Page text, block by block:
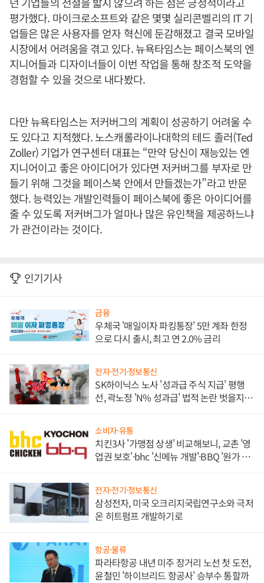
평가했다. 마이크로소프트와 같은 몇몇 실리콘벨리의 IT 기
업들은 많은 사용자를 얻자 혁신에 둔감해졌고 결국 모바일
시장에서 어려움을 겪고 있다. 뉴욕타임스는 페이스북의 엔
지니어들과 디자이너들이 이번 작업을 통해 창조적 도약을
경험할 수 있을 것으로 내다봤다.
다만 뉴욕타임스는 저커버그의 계획이 성공하기 어려울 수
도 있다고 지적했다. 노스캐롤라이나대학의 테드 졸러(Ted
Zoller) 기업가 연구센터 대표는 “만약 당신이 재능있는 엔
지니어이고 좋은 아이디어가 있다면 저커버그를 부자로 만
들기 위해 그것을 페이스북 안에서 만들겠는가”라고 반문
했다. 능력있는 개발인력들이 페이스북에 좋은 아이디어를
줄 수 있도록 저커버그가 얼마나 많은 유인책을 제공하느냐
가 관건이라는 것이다.
인기기사
금융
우체국 '매일이자 파킹통장' 5만 계좌 한정
으로 다시 출시, 최고 연 2.0% 금리
전자·전기·정보통신
SK하이닉스 노사 '성과급 주식 지급' 평행
선, 곽노정 'N% 성과급' 법적 논란 벗을지 주
소비자·유통
치킨3사 '가맹점 상생' 비교해보니, 교촌 '영
업권 보호'·bhc '신메뉴 개발'·BBQ '원가 부
전자·전기·정보통신
삼성전자, 미국 오크리지국립연구소와 극저
온 히트펌프 개발하기로
항공·물류
파라타항공 내년 미주 장거리 노선 첫 도전,
윤철민 '하이브리드 항공사' 승부수 통할까